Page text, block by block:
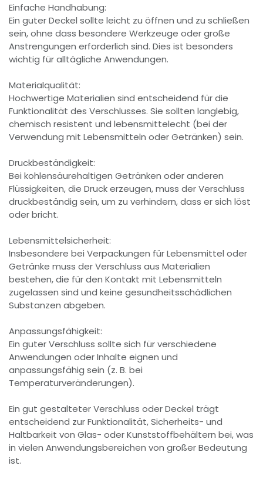
Einfache Handhabung:
Ein guter Deckel sollte leicht zu öffnen und zu schließen
sein, ohne dass besondere Werkzeuge oder große
Anstrengungen erforderlich sind. Dies ist besonders
wichtig für alltägliche Anwendungen.
Materialqualität:
Hochwertige Materialien sind entscheidend für die
Funktionalität des Verschlusses. Sie sollten langlebig,
chemisch resistent und lebensmittelecht (bei der
Verwendung mit Lebensmitteln oder Getränken) sein.
Druckbeständigkeit:
Bei kohlensäurehaltigen Getränken oder anderen
Flüssigkeiten, die Druck erzeugen, muss der Verschluss
druckbeständig sein, um zu verhindern, dass er sich löst
oder bricht.
Lebensmittelsicherheit:
Insbesondere bei Verpackungen für Lebensmittel oder
Getränke muss der Verschluss aus Materialien
bestehen, die für den Kontakt mit Lebensmitteln
zugelassen sind und keine gesundheitsschädlichen
Substanzen abgeben.
Anpassungsfähigkeit:
Ein guter Verschluss sollte sich für verschiedene
Anwendungen oder Inhalte eignen und
anpassungsfähig sein (z. B. bei
Temperaturveränderungen).
Ein gut gestalteter Verschluss oder Deckel trägt
entscheidend zur Funktionalität, Sicherheits- und
Haltbarkeit von Glas- oder Kunststoffbehältern bei, was
in vielen Anwendungsbereichen von großer Bedeutung
ist.